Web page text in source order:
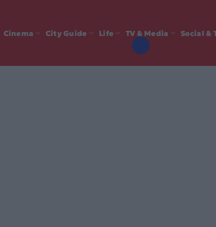
Cinema City Guide Life TV & Media Social &